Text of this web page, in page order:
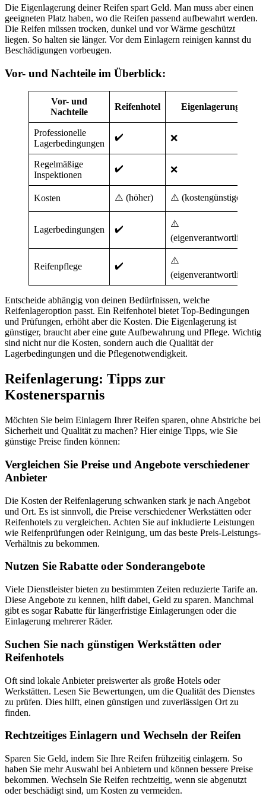
Die Eigenlagerung deiner Reifen spart Geld. Man muss aber einen
geeigneten Platz haben, wo die Reifen passend aufbewahrt werden.
Die Reifen müssen trocken, dunkel und vor Wärme geschützt
liegen. So halten sie länger. Vor dem Einlagern reinigen kannst du
Beschädigungen vorbeugen.
Vor- und Nachteile im Überblick:
Vor- und
Nachteile
Reifenhotel Eigenlagerung
Professionelle
Lagerbedingungen
✔️ ❌
Regelmäßige
Inspektionen
✔️ ❌
Kosten ⚠️ (höher) ⚠️ (kostengünstiger)
Lagerbedingungen ✔️
⚠️
(eigenverantwortlich)
Reifenpflege ✔️
⚠️
(eigenverantwortlich)
Entscheide abhängig von deinen Bedürfnissen, welche
Reifenlageroption passt. Ein Reifenhotel bietet Top-Bedingungen
und Prüfungen, erhöht aber die Kosten. Die Eigenlagerung ist
günstiger, braucht aber eine gute Aufbewahrung und Pflege. Wichtig
sind nicht nur die Kosten, sondern auch die Qualität der
Lagerbedingungen und die Pflegenotwendigkeit.
Reifenlagerung: Tipps zur
Kostenersparnis
Möchten Sie beim Einlagern Ihrer Reifen sparen, ohne Abstriche bei
Sicherheit und Qualität zu machen? Hier einige Tipps, wie Sie
günstige Preise finden können:
Vergleichen Sie Preise und Angebote verschiedener
Anbieter
Die Kosten der Reifenlagerung schwanken stark je nach Angebot
und Ort. Es ist sinnvoll, die Preise verschiedener Werkstätten oder
Reifenhotels zu vergleichen. Achten Sie auf inkludierte Leistungen
wie Reifenprüfungen oder Reinigung, um das beste Preis-Leistungs-
Verhältnis zu bekommen.
Nutzen Sie Rabatte oder Sonderangebote
Viele Dienstleister bieten zu bestimmten Zeiten reduzierte Tarife an.
Diese Angebote zu kennen, hilft dabei, Geld zu sparen. Manchmal
gibt es sogar Rabatte für längerfristige Einlagerungen oder die
Einlagerung mehrerer Räder.
Suchen Sie nach günstigen Werkstätten oder
Reifenhotels
Oft sind lokale Anbieter preiswerter als große Hotels oder
Werkstätten. Lesen Sie Bewertungen, um die Qualität des Dienstes
zu prüfen. Dies hilft, einen günstigen und zuverlässigen Ort zu
finden.
Rechtzeitiges Einlagern und Wechseln der Reifen
Sparen Sie Geld, indem Sie Ihre Reifen frühzeitig einlagern. So
haben Sie mehr Auswahl bei Anbietern und können bessere Preise
bekommen. Wechseln Sie Reifen rechtzeitig, wenn sie abgenutzt
oder beschädigt sind, um Kosten zu vermeiden.